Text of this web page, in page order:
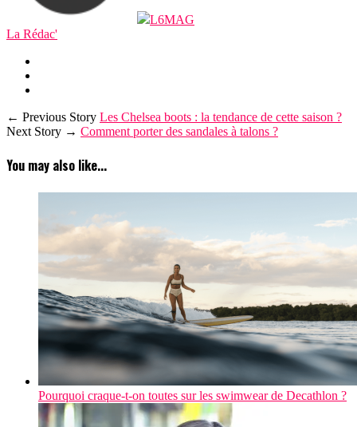
L6MAG
La Rédac'
← Previous Story Les Chelsea boots : la tendance de cette saison ?
Next Story → Comment porter des sandales à talons ?
You may also like...
Pourquoi craque-t-on toutes sur les swimwear de Decathlon ?